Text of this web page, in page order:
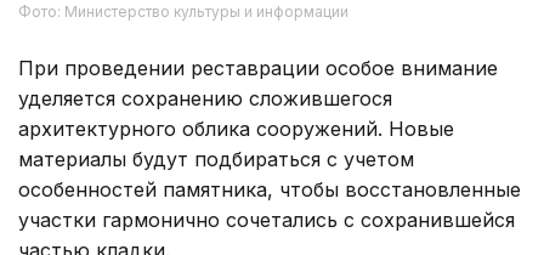
Фото: Министерство культуры и информации
При проведении реставрации особое внимание
уделяется сохранению сложившегося
архитектурного облика сооружений. Новые
материалы будут подбираться с учетом
особенностей памятника, чтобы восстановленные
участки гармонично сочетались с сохранившейся
частью кладки.